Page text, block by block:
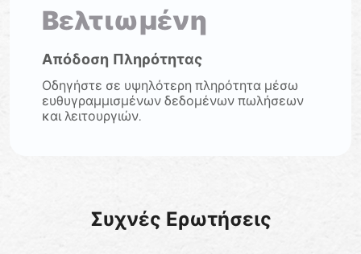
Βελτιωμένη
Απόδοση Πληρότητας
Οδηγήστε σε υψηλότερη πληρότητα μέσω
ευθυγραμμισμένων δεδομένων πωλήσεων
και λειτουργιών.
Συχνές Ερωτήσεις